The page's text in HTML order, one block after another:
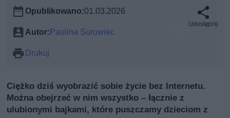
Opublikowano:01.03.2026
Autor:Paulina Surowiec
Drukuj
Udostępnij
Ciężko dziś wyobrazić sobie życie bez Internetu.
Można obejrzeć w nim wszystko – łącznie z
ulubionymi bajkami, które puszczamy dzieciom z